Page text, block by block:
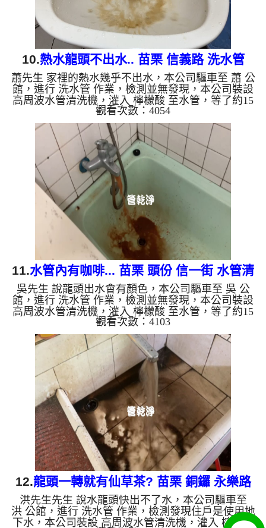
10.熱水龍頭不出水.. 苗栗 信義路 洗水管
蕭先生 家裡的熱水幾乎不出水，本公司驅車至 蕭 公
館，進行 洗水管 作業，檢測並無發現，本公司裝設
高周波水管清洗機，灌入 檸檬酸 至水管，等了約15
分，開啟 水管清洗機 ，啟動 螺旋波 模式，一洗就流
出髒水，越來越髒，二個多小時後，熱水出水量恢復
正常了。 如是自來水，如水管老化，會產生鐵鏽跟
泥沙堆積，洗出來的水就會是咖啡色，地下水含有氧
化錳，管壁上會結成黑色管垢，洗出來的水會跟石油
一樣黑，有些洗出綠色的水，是因為裡面有銅的物
質，生鏽產生銅綠，如是藍色的水，是因為水龍頭合
金的養化造成，有些...
觀看次數：4054
11.水管內有咖啡... 苗栗 頭份 信一街 水管清
洗
吳先生 說龍頭出水會有顏色，本公司驅車至 吳 公
館，進行 洗水管 作業，檢測並無發現，本公司裝設
高周波水管清洗機，灌入 檸檬酸 至水管，等了約15
分，開啟 水管清洗機 ，啟動 螺旋波 模式，一洗就流
出髒水，突然變成棕色，跟咖啡一樣，二個多小時
後，出水變乾淨出水量變大了。 如是自來水，如水
管老化，會產生鐵鏽跟泥沙堆積，洗出來的水就會是
咖啡色，地下水含有氧化錳，管壁上會結成黑色管
垢，洗出來的水會跟石油一樣黑，有些洗出綠色的
水，是因為裡面有銅的物質，生鏽產生銅綠，如是藍
色的水，是因為水龍頭合金...
觀看次數：4103
12.龍頭一轉就有仙草茶? 苗栗 銅鑼 永樂路
水管清洗
洪先生先生 說水龍頭快出不了水，本公司驅車至
洪 公館，進行 洗水管 作業，檢測發現住戶是使用地
下水，本公司裝設 高周波水管清洗機，灌入 檸檬酸